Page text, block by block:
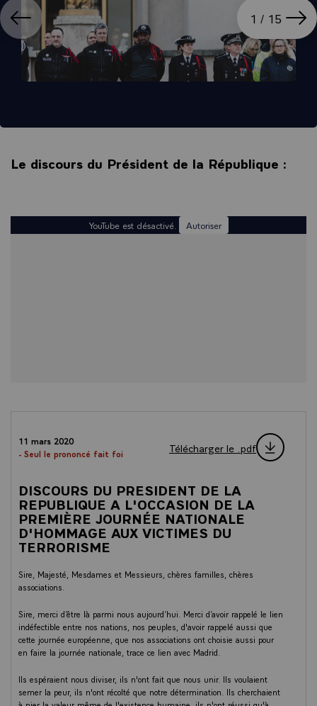
1 / 15
Le discours du Président de la République :
YouTube est désactivé. Autoriser
11 mars 2020
- Seul le prononcé fait foi
Télécharger le .pdf
DISCOURS DU PRESIDENT DE LA
REPUBLIQUE A L'OCCASION DE LA
PREMIÈRE JOURNÉE NATIONALE
D'HOMMAGE AUX VICTIMES DU
TERRORISME
Sire, Majesté, Mesdames et Messieurs, chères familles, chères
associations.
Sire, merci d’être là parmi nous aujourd’hui. Merci d’avoir rappelé le lien
indéfectible entre nos nations, nos peuples, d'avoir rappelé aussi que
cette journée européenne, que nos associations ont choisie aussi pour
en faire la journée nationale, trace ce lien avec Madrid.
Ils espéraient nous diviser, ils n'ont fait que nous unir. Ils voulaient
semer la peur, ils n'ont récolté que notre détermination. Ils cherchaient